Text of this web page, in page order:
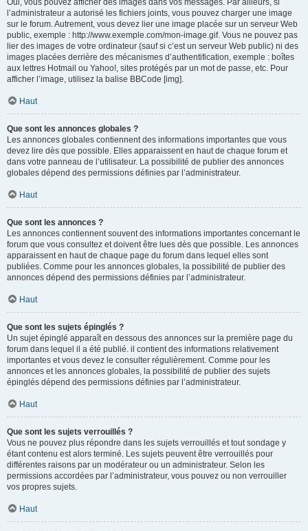
Oui, vous pouvez afficher des images dans vos messages. Par ailleurs, si
l’administrateur a autorisé les fichiers joints, vous pouvez charger une image
sur le forum. Autrement, vous devez lier une image placée sur un serveur Web
public, exemple : http://www.exemple.com/mon-image.gif. Vous ne pouvez pas
lier des images de votre ordinateur (sauf si c’est un serveur Web public) ni des
images placées derrière des mécanismes d’authentification, exemple : boîtes
aux lettres Hotmail ou Yahoo!, sites protégés par un mot de passe, etc. Pour
afficher l’image, utilisez la balise BBCode [img].
Haut
Que sont les annonces globales ?
Les annonces globales contiennent des informations importantes que vous
devez lire dès que possible. Elles apparaissent en haut de chaque forum et
dans votre panneau de l’utilisateur. La possibilité de publier des annonces
globales dépend des permissions définies par l’administrateur.
Haut
Que sont les annonces ?
Les annonces contiennent souvent des informations importantes concernant le
forum que vous consultez et doivent être lues dès que possible. Les annonces
apparaissent en haut de chaque page du forum dans lequel elles sont
publiées. Comme pour les annonces globales, la possibilité de publier des
annonces dépend des permissions définies par l’administrateur.
Haut
Que sont les sujets épinglés ?
Un sujet épinglé apparaît en dessous des annonces sur la première page du
forum dans lequel il a été publié. il contient des informations relativement
importantes et vous devez le consulter régulièrement. Comme pour les
annonces et les annonces globales, la possibilité de publier des sujets
épinglés dépend des permissions définies par l’administrateur.
Haut
Que sont les sujets verrouillés ?
Vous ne pouvez plus répondre dans les sujets verrouillés et tout sondage y
étant contenu est alors terminé. Les sujets peuvent être verrouillés pour
différentes raisons par un modérateur ou un administrateur. Selon les
permissions accordées par l’administrateur, vous pouvez ou non verrouiller
vos propres sujets.
Haut